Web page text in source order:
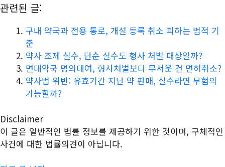
관련된 글:
구내 약국과 전용 통로, 개설 등록 취소 피하는 법적 기
준
약사 조제 실수, 단순 실수도 형사 처벌 대상일까?
면대약국 명의대여, 형사처벌보다 무서운 건 면허취소?
약사법 위반: 유효기간 지난 약 판매, 실수라면 무혐의
가능할까?
Disclaimer
이 글은 일반적인 법률 정보를 제공하기 위한 것이며, 구체적인
사건에 대한 법률의견이 아닙니다.